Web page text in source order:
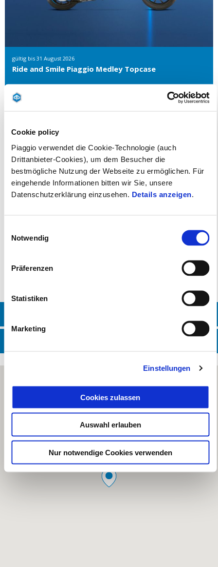
Cookie policy
Piaggio verwendet die Cookie-Technologie (auch
Drittanbieter-Cookies), um dem Besucher die
bestmögliche Nutzung der Webseite zu ermöglichen. Für
eingehende Informationen bitten wir Sie, unsere
Datenschutzerklärung einzusehen. Details anzeigen
Notwendig
Präferenzen
Statistiken
Marketing
Einstellungen
Cookies zulassen
Auswahl erlauben
Nur notwendige Cookies verwenden
gültig bis 31 August 2026
Ride and Smile Piaggio Medley Topcase
Service
Zertifizierter Service
Bekleidung und Gadgets